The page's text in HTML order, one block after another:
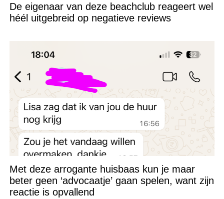
De eigenaar van deze beachclub reageert wel
héél uitgebreid op negatieve reviews
Met deze arrogante huisbaas kun je maar
beter geen ‘advocaatje’ gaan spelen, want zijn
reactie is opvallend